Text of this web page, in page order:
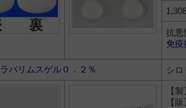
抗悪
免疫
ラパリムスゲル０．２％ シロ
【
【